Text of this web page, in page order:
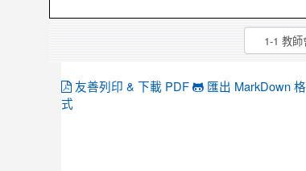
友善列印 & 下載 PDF
匯出 MarkDown 格
式